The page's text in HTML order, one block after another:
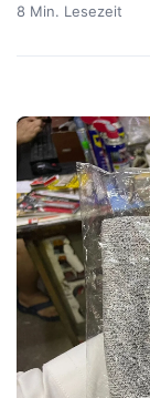
8 Min. Lesezeit